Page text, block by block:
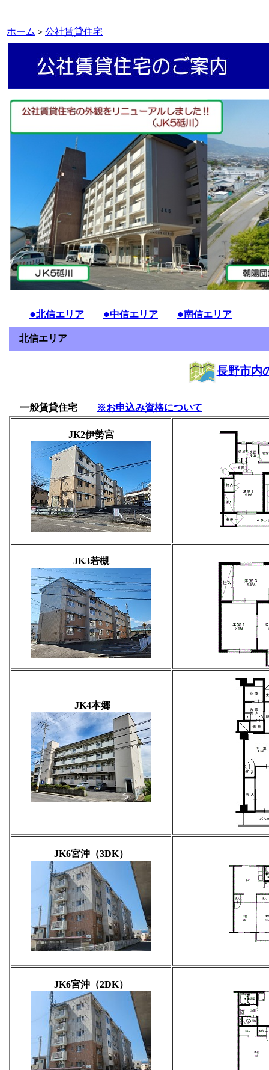
ホーム ＞ 公社賃貸住宅
●北信エリア ●中信エリア ●南信エリア
北信エリア
長野市内
一般賃貸住宅 ※お申込み資格について
JK2伊勢宮
JK3若槻
JK4本郷
JK6宮沖（3DK）
JK6宮沖（2DK）